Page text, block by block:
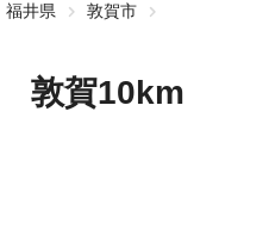
福井県
敦賀市
敦賀10km